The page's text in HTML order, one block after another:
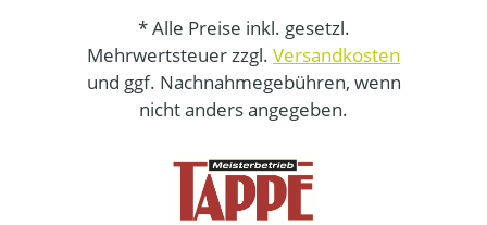
* Alle Preise inkl. gesetzl.
Mehrwertsteuer zzgl. Versandkosten
und ggf. Nachnahmegebühren, wenn
nicht anders angegeben.